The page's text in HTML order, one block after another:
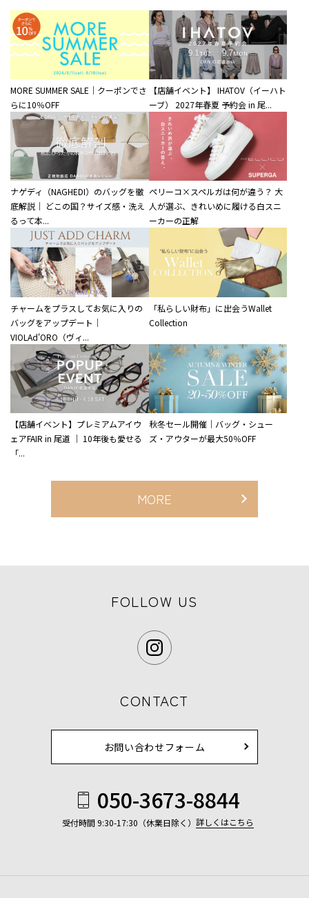
MORE SUMMER SALE｜クーポンでさ
らに10％OFF
【店舗イベント】 IHATOV（イーハト
ーブ） 2027年春夏 予約会 in 尾...
ナゲディ（NAGHEDI）のバッグを徹
底解説｜ どこの国？サイズ感・洗え
るって本...
ペリーコ×スペルガは何が違う？ 大
人が選ぶ、きれいめに履ける白スニ
ーカーの正解
チャームをプラスしてお気に入りの
バッグをアップデート｜
VIOLAd'ORO（ヴィ...
「私らしい財布」に出会うWallet
Collection
【店舗イベント】プレミアムアイウ
ェアFAIR in 尾道 ｜ 10年後も愛せる
「...
秋冬セール開催｜バッグ・シュー
ズ・アウターが最大50％OFF
MORE
FOLLOW US
CONTACT
お問い合わせフォーム
050-3673-8844
受付時間 9:30-17:30（休業日除く） 詳しくはこちら